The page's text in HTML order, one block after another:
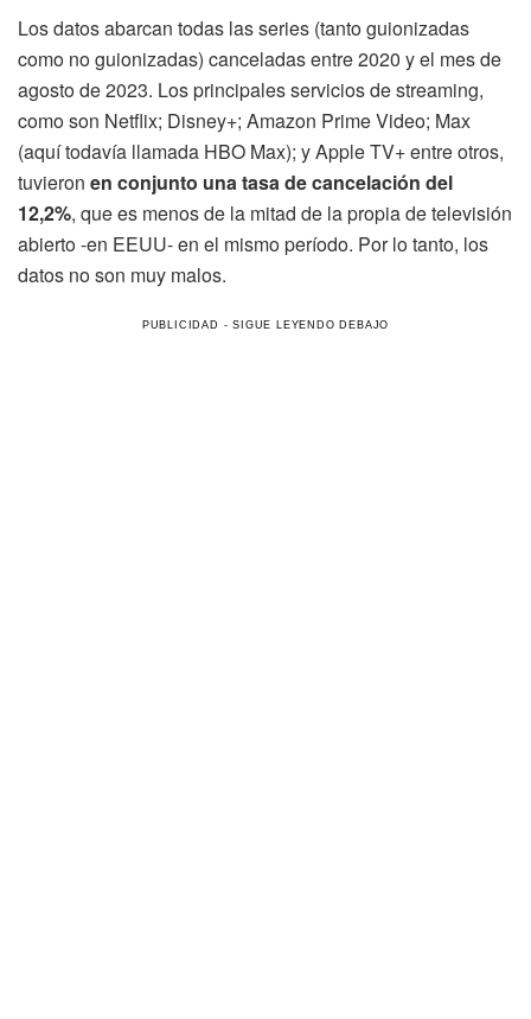
Los datos abarcan todas las series (tanto guionizadas
como no guionizadas) canceladas entre 2020 y el mes de
agosto de 2023. Los principales servicios de streaming,
como son Netflix; Disney+; Amazon Prime Video; Max
(aquí todavía llamada HBO Max); y Apple TV+ entre otros,
tuvieron en conjunto una tasa de cancelación del
12,2%, que es menos de la mitad de la propia de televisión
abierto -en EEUU- en el mismo período. Por lo tanto, los
datos no son muy malos.